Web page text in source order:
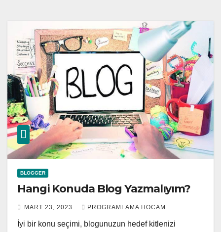
BLOGGER
Hangi Konuda Blog Yazmalıyım?
MART 23, 2023 PROGRAMLAMA HOCAM
İyi bir konu seçimi, blogunuzun hedef kitlenizi